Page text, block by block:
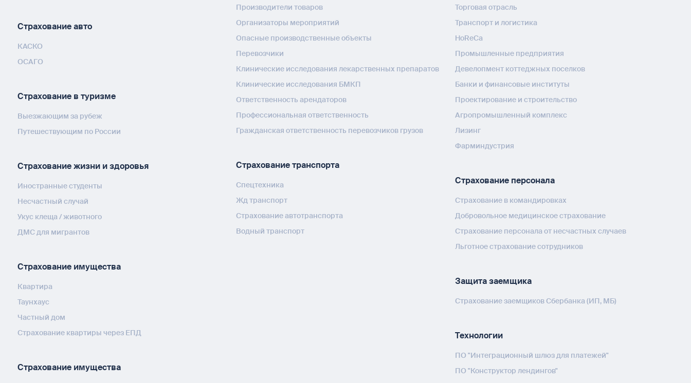
Страхование авто
КАСКО
ОСАГО
Страхование в туризме
Выезжающим за рубеж
Путешествующим по России
Страхование жизни и здоровья
Иностранные студенты
Несчастный случай
Укус клеща / животного
ДМС для мигрантов
Страхование имущества
Квартира
Таунхаус
Частный дом
Страхование квартиры через ЕПД
Страхование имущества
Производители товаров
Организаторы мероприятий
Опасные производственные объекты
Перевозчики
Клинические исследования лекарственных препаратов
Клинические исследования БМКП
Ответственность арендаторов
Профессиональная ответственность
Гражданская ответственность перевозчиков грузов
Страхование транспорта
Спецтехника
Жд транспорт
Страхование автотранспорта
Водный транспорт
Торговая отрасль
Транспорт и логистика
HoReCa
Промышленные предприятия
Девелопмент коттеджных поселков
Банки и финансовые институты
Проектирование и строительство
Агропромышленный комплекс
Лизинг
Фарминдустрия
Страхование персонала
Страхование в командировках
Добровольное медицинское страхование
Страхование персонала от несчастных случаев
Льготное страхование сотрудников
Защита заемщика
Страхование заемщиков Сбербанка (ИП, МБ)
Технологии
ПО "Интеграционный шлюз для платежей"
ПО "Конструктор лендингов"